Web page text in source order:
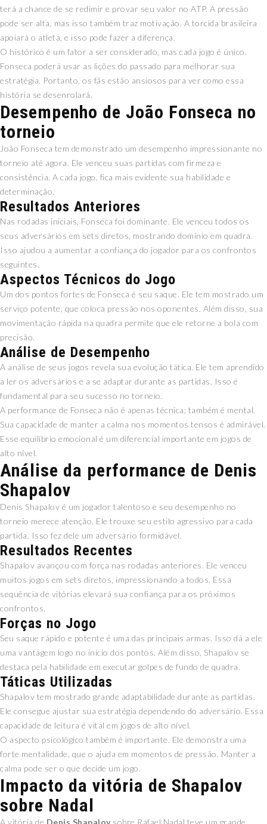
terá a chance de se redimir e provar seu valor no ATP. A pressão
pode ser alta, mas isso também traz motivação. A torcida brasileira
apoiará o atleta, e isso pode fazer a diferença.
O histórico é um fator a ser considerado, mas cada jogo é único.
Fonseca poderá usar as lições do passado para melhorar sua
estratégia. Portanto, os fãs estão ansiosos para ver como essa
história se desenrolará.
Desempenho de João Fonseca no
torneio
João Fonseca tem demonstrado um desempenho impressionante no
torneio até agora. Ele venceu suas partidas com firmeza e
consistência. A cada jogo, fica mais evidente sua habilidade e
determinação.
Resultados Anteriores
Nas rodadas iniciais, Fonseca foi dominante. Ele venceu todos os
seus adversários em sets diretos, mostrando domínio em quadra.
Isso ajudou a aumentar a confiança do jogador para os confrontos
seguintes.
Aspectos Técnicos do Jogo
Um dos pontos fortes de Fonseca é seu saque. Ele tem mostrado um
serviço potente, que coloca pressão nos oponentes. Além disso, sua
movimentação rápida na quadra permite que ele retorne a bola com
precisão.
Análise de Desempenho
A análise de seus jogos revela sua evolução tática. Ele tem aprendido
a ler os adversários e a se adaptar durante as partidas. Isso é
fundamental para seu sucesso no torneio.
A performance de Fonseca não é apenas técnica; também é mental.
Sua capacidade de manter a calma nos momentos tensos é admirável.
Esse equilíbrio emocional é um diferencial importante em jogos de
alto nível.
Análise da performance de Denis
Shapalov
Denis Shapalov é um jogador talentoso e seu desempenho no
torneio merece atenção. Ele trouxe seu estilo agressivo para cada
partida. Isso fez dele um adversário formidável.
Resultados Recentes
Shapalov avançou com força nas rodadas anteriores. Ele venceu
muitos jogos em sets diretos, impressionando a todos. Essa
sequência de vitórias elevará sua confiança para os próximos
confrontos.
Forças no Jogo
Seu saque rápido e potente é uma das principais armas. Isso dá a ele
uma vantagem logo no início dos pontos. Além disso, Shapalov se
destaca pela habilidade em executar golpes de fundo de quadra.
Táticas Utilizadas
Shapalov tem mostrado grande adaptabilidade durante as partidas.
Ele consegue ajustar sua estratégia dependendo do adversário. Essa
capacidade de leitura é vital em jogos de alto nível.
O aspecto psicológico também é importante. Ele demonstra uma
forte mentalidade, que o ajuda em momentos de pressão. Manter a
calma pode ser o que decide um jogo.
Impacto da vitória de Shapalov
sobre Nadal
A vitória de Denis Shapalov sobre Rafael Nadal teve um grande